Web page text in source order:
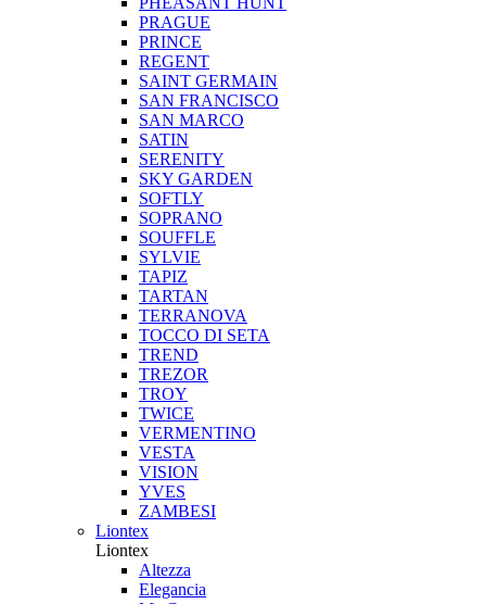
PRAGUE
PRINCE
REGENT
SAINT GERMAIN
SAN FRANCISCO
SAN MARCO
SATIN
SERENITY
SKY GARDEN
SOFTLY
SOPRANO
SOUFFLE
SYLVIE
TAPIZ
TARTAN
TERRANOVA
TOCCO DI SETA
TREND
TREZOR
TROY
TWICE
VERMENTINO
VESTA
VISION
YVES
ZAMBESI
Liontex
Liontex
Altezza
Elegancia